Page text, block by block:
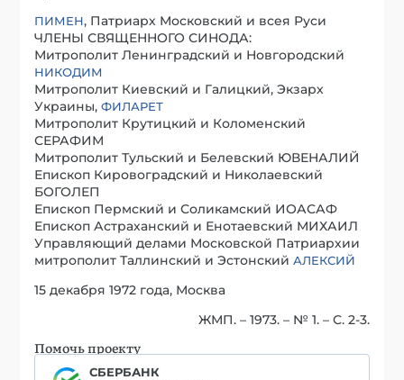
ПИМЕН, Патриарх Московский и всея Руси
ЧЛЕНЫ СВЯЩЕННОГО СИНОДА:
Митрополит Ленинградский и Новгородский
НИКОДИМ
Митрополит Киевский и Галицкий, Экзарх
Украины,ФИЛАРЕТ
Митрополит Крутицкий и Коломенский
СЕРАФИМ
Митрополит Тульский и Белевский ЮВЕНАЛИЙ
Епископ Кировоградский и Николаевский
БОГОЛЕП
Епископ Пермский и Соликамский ИОАСАФ
Епископ Астраханский и Енотаевский МИХАИЛ
Управляющий делами Московской Патриархии
митрополит Таллинский и ЭстонскийАЛЕКСИЙ
15 декабря 1972 года, Москва
ЖМП. – 1973. – № 1. – С. 2-3.
Помочь проекту
СБЕРБАНК